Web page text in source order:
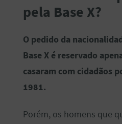
pela Base X?
O pedido da
Base X é reservado
casaram com cidadãos
1981.
Porém, os homens que